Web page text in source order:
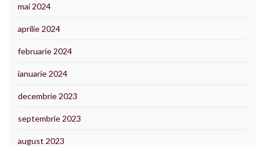
mai 2024
aprilie 2024
februarie 2024
ianuarie 2024
decembrie 2023
septembrie 2023
august 2023